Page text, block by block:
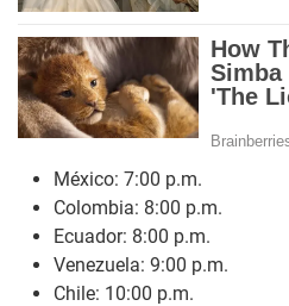
México: 7:00 p.m.
Colombia: 8:00 p.m.
Ecuador: 8:00 p.m.
Venezuela: 9:00 p.m.
Chile: 10:00 p.m.